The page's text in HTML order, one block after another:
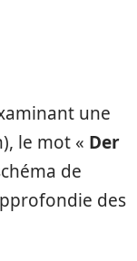
une
le mot « Der
de
des